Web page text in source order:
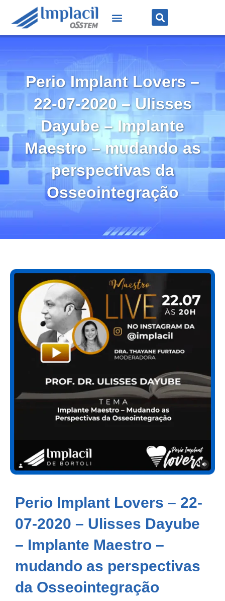
Perio Implant Lovers –
22-07-2020 – Ulisses
Dayube – Implante
Maestro – mudando as
perspectivas da
Osseointegração
Perio Implant Lovers – 22-
07-2020 – Ulisses Dayube
– Implante Maestro –
mudando as perspectivas
da Osseointegração